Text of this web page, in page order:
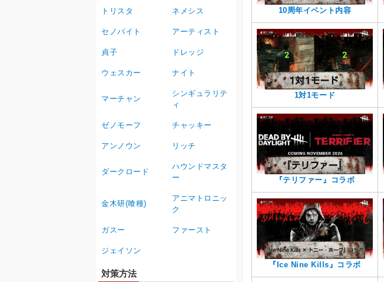
10周年イベント内容
1対1モード
『テリファー』コラボ
『Ice Nine Kills』コラボ
トリスタ ネメシス
セノバイト アーティスト
貞子 ドレッジ
ウェスカー ナイト
マーチャン
シンギュラリテ
ィ
ゼノモーフ チャッキー
アンノウン リッチ
ダークロード
ハウンドマスタ
ー
金木研(喰種)
アニマトロニッ
ク
ガスー ファースト
ジェイソン
対策方法